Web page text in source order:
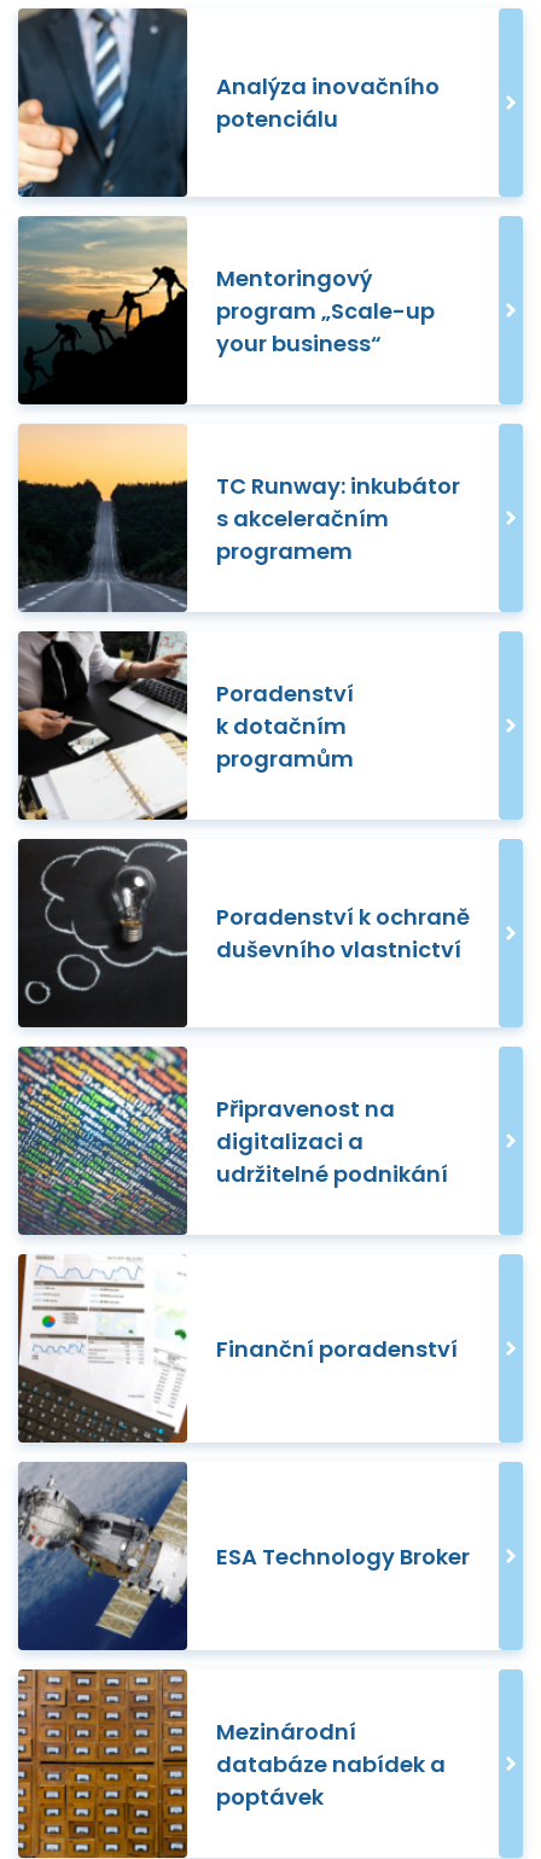
Analýza inovačního
potenciálu
Mentoringový
program „Scale-up
your business“
TC Runway: inkubátor
s akceleračním
programem
Poradenství
k dotačním
programům
Poradenství k ochraně
duševního vlastnictví
Připravenost na
digitalizaci a
udržitelné podnikání
Finanční poradenství
ESA Technology Broker
Mezinárodní
databáze nabídek a
poptávek